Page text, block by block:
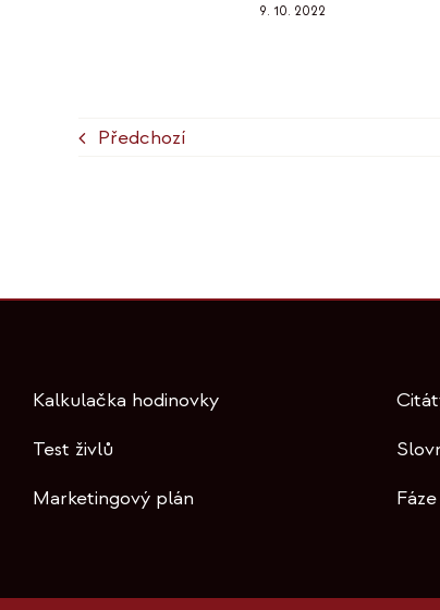
9. 10. 2022
Předchozí
Kalkulačka hodinovky
Test živlů
Marketingový plán